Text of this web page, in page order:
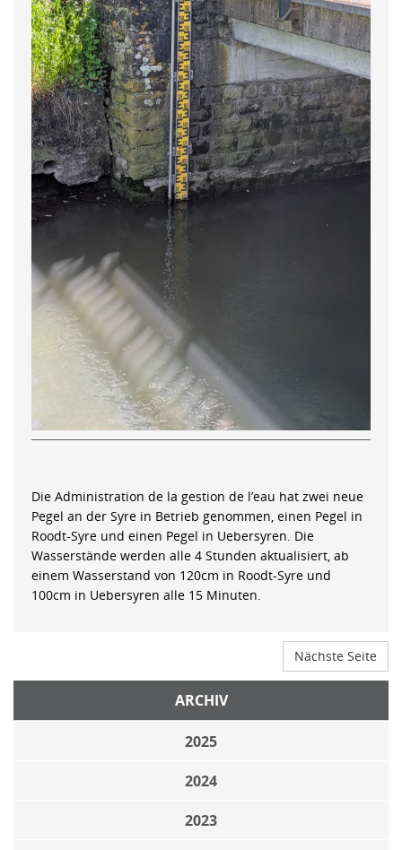
Die Administration de la gestion de l’eau hat zwei neue
Pegel an der Syre in Betrieb genommen, einen Pegel in
Roodt-Syre und einen Pegel in Uebersyren. Die
Wasserstände werden alle 4 Stunden aktualisiert, ab
einem Wasserstand von 120cm in Roodt-Syre und
100cm in Uebersyren alle 15 Minuten.
Nächste Seite
ARCHIV
2025
2024
2023